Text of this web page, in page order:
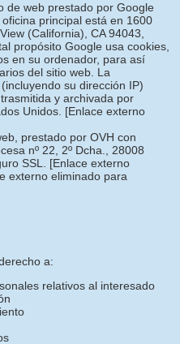
de web prestado por Google
principal está en 1600
(California), CA 94043,
propósito Google usa cookies,
en su ordenador, para así
del sitio web. La
su dirección IP)
y archivada por
Unidos. [Enlace externo
prestado por OVH con
nº 22, 2º Dcha., 28008
SSL. [Enlace externo
externo eliminado para
a:
relativos al interesado